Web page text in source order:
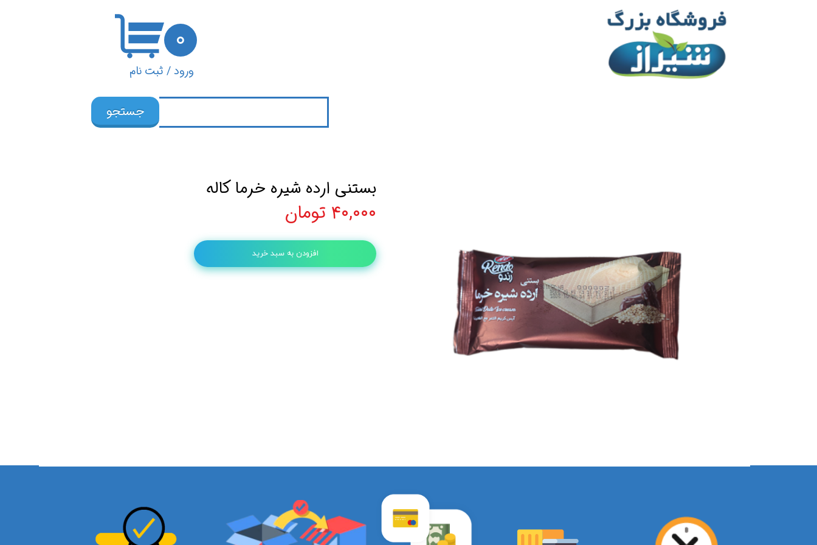
ورود/ ثبت نام
حساب کاربری من
تغییر گذر واژه
۰
جستجو
بستنی ارده شیره خرما کاله
۴۰,۰۰۰ تومان
افزودن به سبد خرید